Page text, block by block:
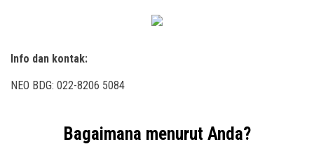
Info dan kontak:
NEO BDG: 022-8206 5084
Bagaimana menurut Anda?